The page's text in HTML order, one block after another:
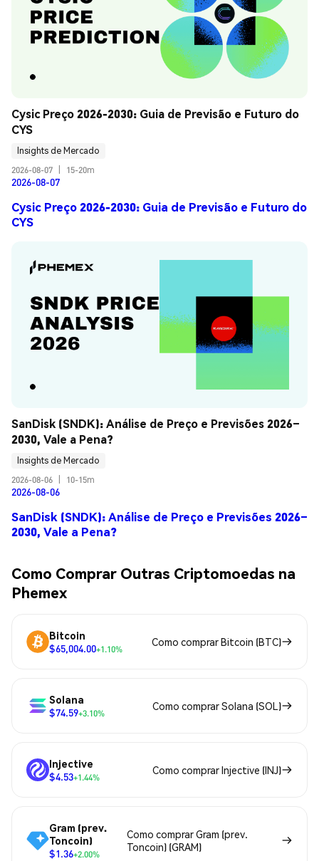
Cysic Preço 2026-2030: Guia de Previsão e Futuro do
CYS
Insights de Mercado
2026-08-07
15-20m
2026-08-07
Cysic Preço 2026-2030: Guia de Previsão e Futuro do
CYS
SanDisk (SNDK): Análise de Preço e Previsões 2026–
2030, Vale a Pena?
Insights de Mercado
2026-08-06
10-15m
2026-08-06
SanDisk (SNDK): Análise de Preço e Previsões 2026–
2030, Vale a Pena?
Como Comprar Outras Criptomoedas na
Phemex
Bitcoin
$65,004.00+1.10%
Como comprar Bitcoin (BTC)
Solana
$74.59+3.10%
Como comprar Solana (SOL)
Injective
$4.53+1.44%
Como comprar Injective (INJ)
Gram (prev.
Toncoin)
$1.36+2.00%
Como comprar Gram (prev.
Toncoin) (GRAM)